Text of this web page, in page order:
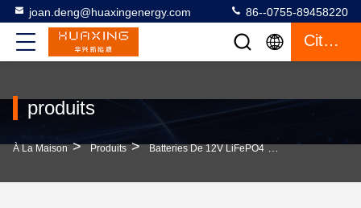
joan.deng@huaxingenergy.com 86--0755-89458220
Citation
produits
À La Maison > Produits > Batteries De 12V LiFePO4 >